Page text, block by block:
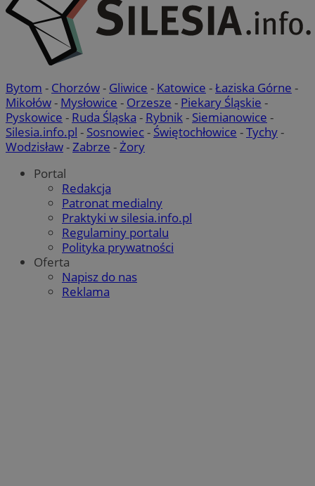
Bytom - Chorzów- Gliwice - Katowice -Łaziska Górne -
Mikołów- Mysłowice - Orzesze - Piekary Śląskie -
Pyskowice - Ruda Śląska - Rybnik- Siemianowice -
Silesia.info.pl - Sosnowiec- Świętochłowice -Tychy-
Wodzisław-Zabrze -Żory
Portal
Redakcja
Patronat medialny
Praktyki w silesia.info.pl
Regulaminy portalu
Polityka prywatności
Oferta
Napisz do nas
Reklama